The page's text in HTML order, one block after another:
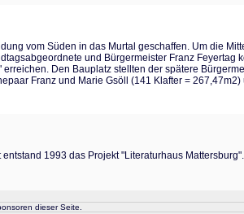
vom Süden in das Murtal geschaffen. Um die
und Bürgermeister Franz Feyertag
Den Bauplatz stellten der spätere
Franz und Marie Gsöll (141 Klafter =
1993 das Projekt "Literaturhaus Mattersburg".
dieser Seite.